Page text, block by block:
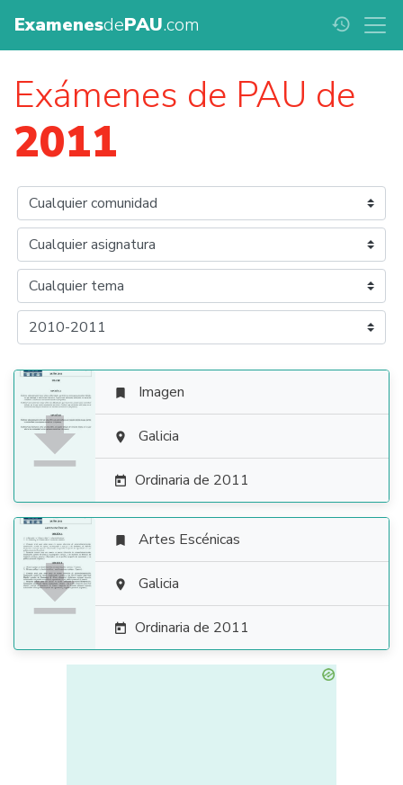
ExamenesdePAU.com history
Exámenes de PAU de
2011

 Imagen
 Galicia
 Ordinaria de 2011

 Artes Escénicas
 Galicia
 Ordinaria de 2011